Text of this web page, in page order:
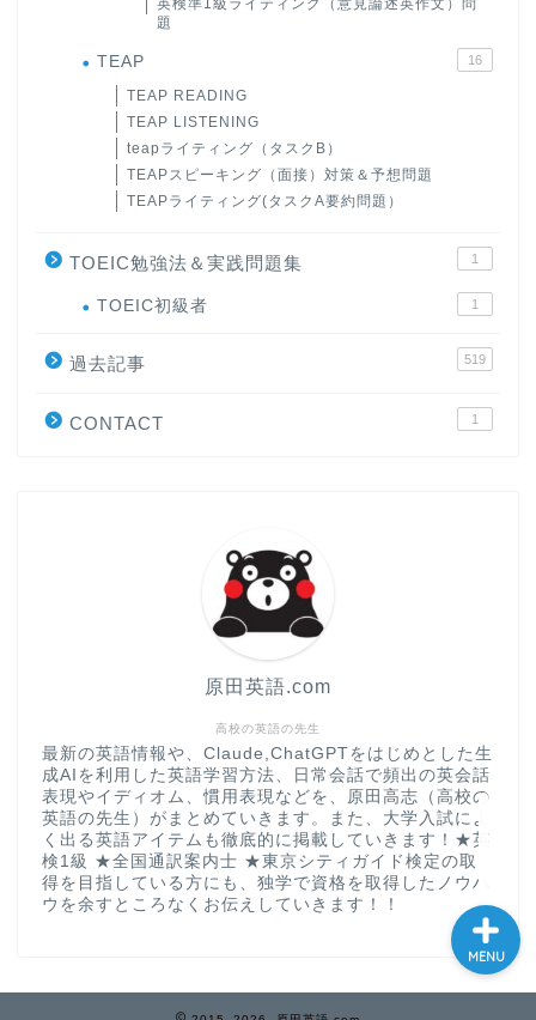
英検準1級ライティング（意見論述英作文）問
題
TEAP 16
TEAP READING
TEAP LISTENING
teapライティング（タスクB）
TEAPスピーキング（面接）対策＆予想問題
TEAPライティング(タスクA要約問題）
TOEIC勉強法＆実践問題集 1
TOEIC初級者 1
過去記事 519
CONTACT 1
高校の英語の先生
原田英語.com
最新の英語情報や、Claude,ChatGPTをはじめとした生
成AIを利用した英語学習方法、日常会話で頻出の英会話
表現やイディオム、慣用表現などを、原田高志（高校の
英語の先生）がまとめていきます。また、大学入試によ
く出る英語アイテムも徹底的に掲載していきます！★英
検1級 ★全国通訳案内士 ★東京シティガイド検定の取
得を目指している方にも、独学で資格を取得したノウハ
ウを余すところなくお伝えしていきます！！
MENU
大学入試英語対策講座
英語名言・格言・カッコい
い英語＆素敵な英文フレー
CONTACT